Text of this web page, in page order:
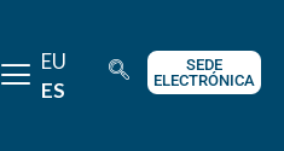
EU
ES
SEDE
ELECTRÓNICA